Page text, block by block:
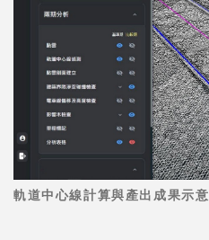
軌道中心線計算與產出成果示意